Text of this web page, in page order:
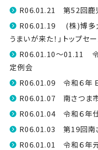
R06.01.21 第52回鹿
R06.01.19 (株)博多
うまいが来た！」トップセ
R06.01.10～01.11
定例会
R06.01.09 令和６年
R06.01.07 南さつま
R06.01.04 令和６年
R06.01.03 第19回南
R06.01.01 令和６年